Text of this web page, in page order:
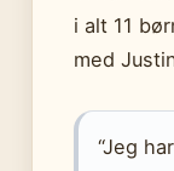
i alt 11
med
“Jeg